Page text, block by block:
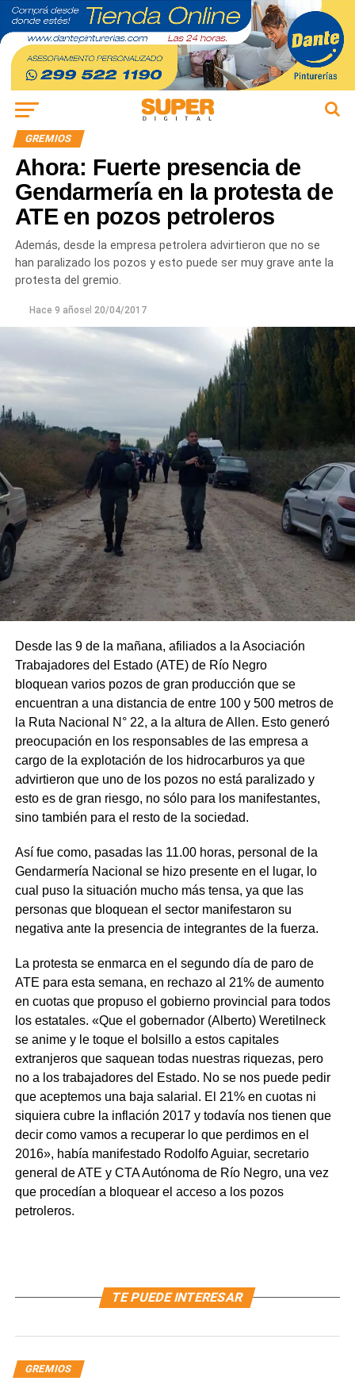
GREMIOS
Ahora: Fuerte presencia de
Gendarmería en la protesta de
ATE en pozos petroleros
Además, desde la empresa petrolera advirtieron que no se
han paralizado los pozos y esto puede ser muy grave ante la
protesta del gremio.
Hace 9 añosel 20/04/2017
Desde las 9 de la mañana, afiliados a la Asociación
Trabajadores del Estado (ATE) de Río Negro
bloquean varios pozos de gran producción que se
encuentran a una distancia de entre 100 y 500 metros de
la Ruta Nacional N° 22, a la altura de Allen. Esto generó
preocupación en los responsables de las empresa a
cargo de la explotación de los hidrocarburos ya que
advirtieron que uno de los pozos no está paralizado y
esto es de gran riesgo, no sólo para los manifestantes,
sino también para el resto de la sociedad.
Así fue como, pasadas las 11.00 horas, personal de la
Gendarmería Nacional se hizo presente en el lugar, lo
cual puso la situación mucho más tensa, ya que las
personas que bloquean el sector manifestaron su
negativa ante la presencia de integrantes de la fuerza.
La protesta se enmarca en el segundo día de paro de
ATE para esta semana, en rechazo al 21% de aumento
en cuotas que propuso el gobierno provincial para todos
los estatales. «Que el gobernador (Alberto) Weretilneck
se anime y le toque el bolsillo a estos capitales
extranjeros que saquean todas nuestras riquezas, pero
no a los trabajadores del Estado. No se nos puede pedir
que aceptemos una baja salarial. El 21% en cuotas ni
siquiera cubre la inflación 2017 y todavía nos tienen que
decir como vamos a recuperar lo que perdimos en el
2016», había manifestado Rodolfo Aguiar, secretario
general de ATE y CTA Autónoma de Río Negro, una vez
que procedían a bloquear el acceso a los pozos
petroleros.
TE PUEDE INTERESAR
GREMIOS